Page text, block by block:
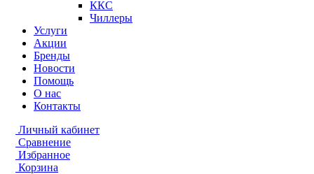
ККС
Чиллеры
Услуги
Акции
Бренды
Новости
Помощь
О нас
Контакты
Личный кабинет
Сравнение
Избранное
Корзина